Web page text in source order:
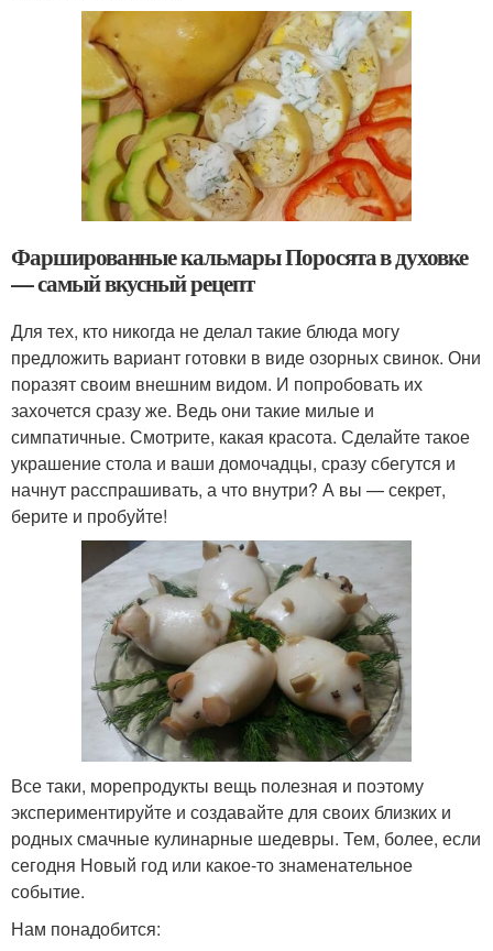
Фаршированные кальмары Поросята в духовке
— самый вкусный рецепт
Для тех, кто никогда не делал такие блюда могу
предложить вариант готовки в виде озорных свинок. Они
поразят своим внешним видом. И попробовать их
захочется сразу же. Ведь они такие милые и
симпатичные. Смотрите, какая красота. Сделайте такое
украшение стола и ваши домочадцы, сразу сбегутся и
начнут расспрашивать, а что внутри? А вы — секрет,
берите и пробуйте!
Все таки, морепродукты вещь полезная и поэтому
экспериментируйте и создавайте для своих близких и
родных смачные кулинарные шедевры. Тем, более, если
сегодня Новый год или какое-то знаменательное
событие.
Нам понадобится: